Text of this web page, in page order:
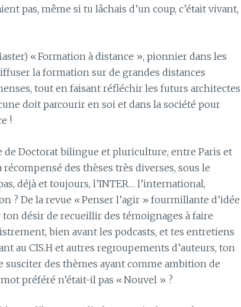
pas, même si tu lâchais d’un coup, c’était vivant,
« Formation à distance », pionnier dans les
la formation sur de grandes distances
tout en faisant réfléchir les futurs architectes
doit parcourir en soi et dans la société pour
!
Doctorat bilingue et pluriculture, entre Paris et
des thèses très diverses, sous le
déjà et toujours, l’INTER… l’international,
? De la revue « Penser l’agir » fourmillante d’idée
ton désir de recueillir des témoignages à faire
bien avant les podcasts, et tes entretiens
au CIS.H et autres regroupements d’auteurs, ton
susciter des thèmes ayant comme ambition de
préféré n’était-il pas « Nouvel » ?